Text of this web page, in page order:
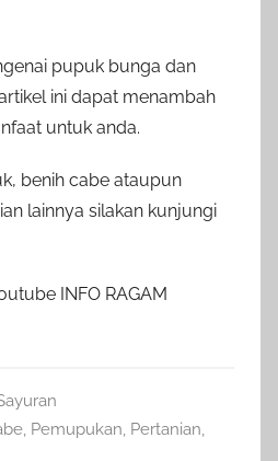
pupuk bunga dan
ini dapat menambah
untuk anda.
benih cabe ataupun
lainnya silakan kunjungi
INFO RAGAM
, Pemupukan, Pertanian,